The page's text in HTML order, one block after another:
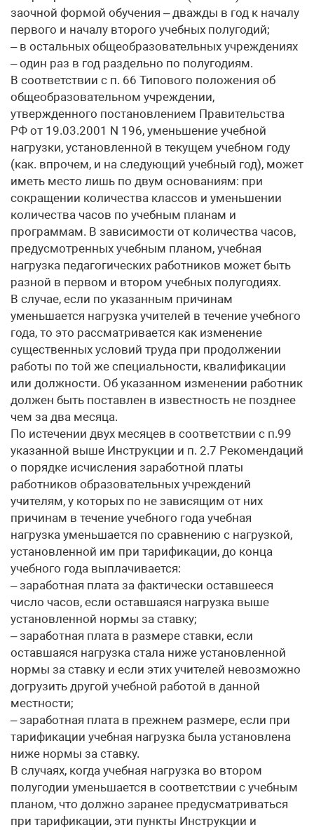
заочной формой обучения – дважды в год к началу
первого и началу второго учебных полугодий;
– в остальных общеобразовательных учреждениях
– один раз в год раздельно по полугодиям.
В соответствии с п. 66 Типового положения об
общеобразовательном учреждении,
утвержденного постановлением Правительства
РФ от 19.03.2001 N 196, уменьшение учебной
нагрузки, установленной в текущем учебном году
(как. впрочем, и на следующий учебный год), может
иметь место лишь по двум основаниям: при
сокращении количества классов и уменьшении
количества часов по учебным планам и
программам. В зависимости от количества часов,
предусмотренных учебным планом, учебная
нагрузка педагогических работников может быть
разной в первом и втором учебных полугодиях.
В случае, если по указанным причинам
уменьшается нагрузка учителей в течение учебного
года, то это рассматривается как изменение
существенных условий труда при продолжении
работы по той же специальности, квалификации
или должности. Об указанном изменении работник
должен быть поставлен в известность не позднее
чем за два месяца.
По истечении двух месяцев в соответствии с п.99
указанной выше Инструкции и п. 2.7 Рекомендаций
о порядке исчисления заработной платы
работников образовательных учреждений
учителям, у которых по не зависящим от них
причинам в течение учебного года учебная
нагрузка уменьшается по сравнению с нагрузкой,
установленной им при тарификации, до конца
учебного года выплачивается:
– заработная плата за фактически оставшееся
число часов, если оставшаяся нагрузка выше
установленной нормы за ставку;
– заработная плата в размере ставки, если
оставшаяся нагрузка стала ниже установленной
нормы за ставку и если этих учителей невозможно
догрузить другой учебной работой в данной
местности;
– заработная плата в прежнем размере, если при
тарификации учебная нагрузка была установлена
ниже нормы за ставку.
В случаях, когда учебная нагрузка во втором
полугодии уменьшается в соответствии с учебным
планом, что должно заранее предусматриваться
при тарификации, эти пункты Инструкции и